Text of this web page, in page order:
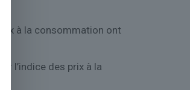
à la consommation ont
l’indice des prix à la